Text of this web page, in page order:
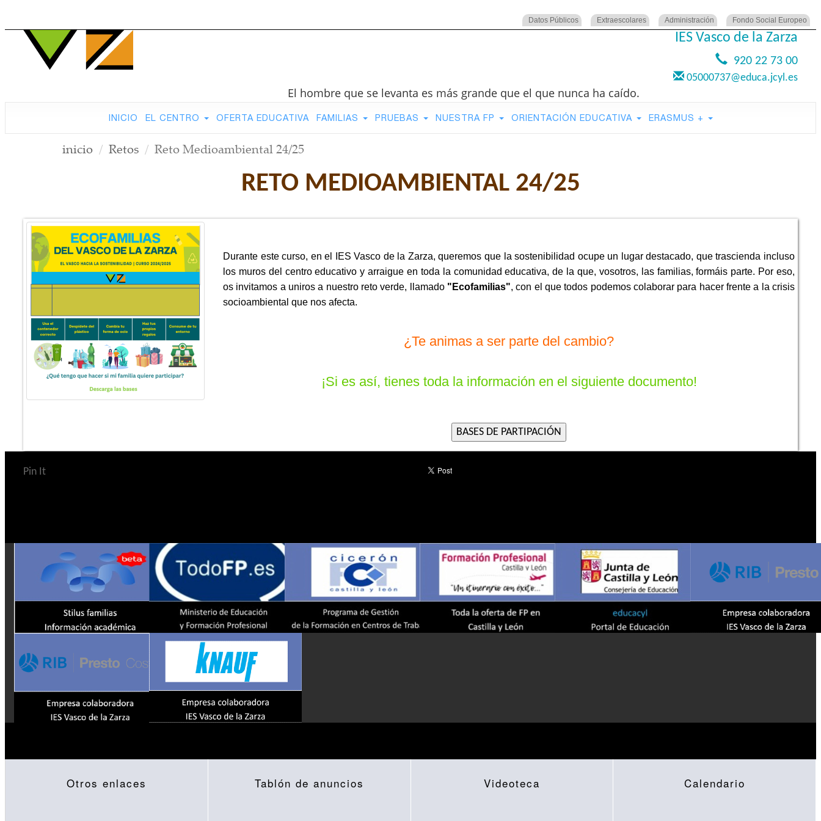
Datos Públicos Extraescolares Administración Fondo Social Europeo
IES Vasco de la Zarza
920 22 73 00
05000737@educa.jcyl.es
El hombre que se levanta es más grande que el que nunca ha caído.
INICIO EL CENTRO OFERTA EDUCATIVA FAMILIAS PRUEBAS NUESTRA FP ORIENTACIÓN EDUCATIVA ERASMUS +
inicio Retos Reto Medioambiental 24/25
RETO MEDIOAMBIENTAL 24/25
Durante este curso, en el IES Vasco de la Zarza, queremos que la sostenibilidad ocupe un lugar destacado, que trascienda incluso
los muros del centro educativo y arraigue en toda la comunidad educativa, de la que, vosotros, las familias, formáis parte. Por eso,
os invitamos a uniros a nuestro reto verde, llamado "Ecofamilias", con el que todos podemos colaborar para hacer frente a la crisis
socioambiental que nos afecta.
¿Te animas a ser parte del cambio?
¡Si es así, tienes toda la información en el siguiente documento!
Pin It
Otros enlaces Tablón de anuncios Videoteca Calendario